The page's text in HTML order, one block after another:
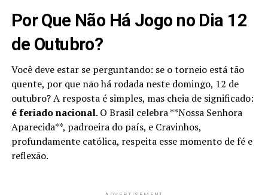
Por Que Não Há Jogo no Dia 12
de Outubro?
Você deve estar se perguntando: se o torneio está tão
quente, por que não há rodada neste domingo, 12 de
outubro? A resposta é simples, mas cheia de significado:
é feriado nacional. O Brasil celebra **Nossa Senhora
Aparecida**, padroeira do país, e Cravinhos,
profundamente católica, respeita esse momento de fé e
reflexão.